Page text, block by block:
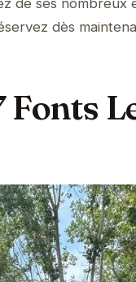
dès